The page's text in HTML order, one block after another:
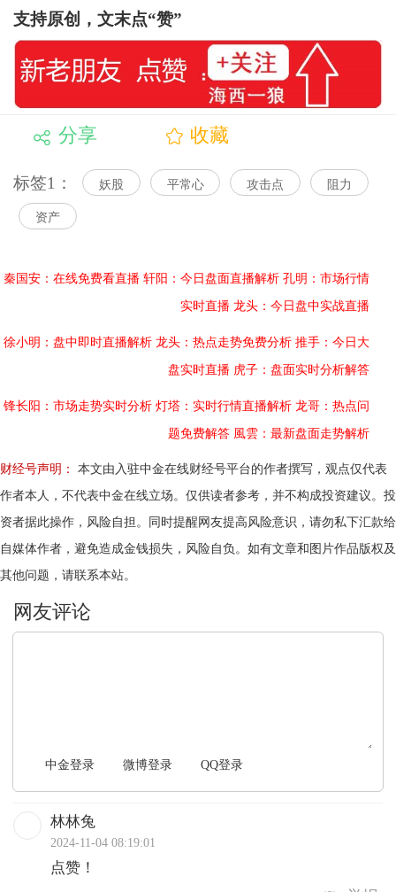
支持原创，文末点“赞”
分享 收藏
标签1： 妖股 平常心 攻击点 阻力
资产
秦国安：在线免费看直播 轩阳：今日盘面直播解析 孔明：市场行情
实时直播 龙头：今日盘中实战直播
徐小明：盘中即时直播解析 龙头：热点走势免费分析 推手：今日大
盘实时直播 虎子：盘面实时分析解答
锋长阳：市场走势实时分析 灯塔：实时行情直播解析 龙哥：热点问
题免费解答 風雲：最新盘面走势解析
财经号声明：
本文由入驻中金在线财经号平台的作者撰写，观点仅代表
作者本人，不代表中金在线立场。仅供读者参考，并不构成投资建议。投
资者据此操作，风险自担。同时提醒网友提高风险意识，请勿私下汇款给
自媒体作者，避免造成金钱损失，风险自负。如有文章和图片作品版权及
其他问题，请联系本站。
中金登录 微博登录 QQ登录
林林兔
2024-11-04 08:19:01
点赞！